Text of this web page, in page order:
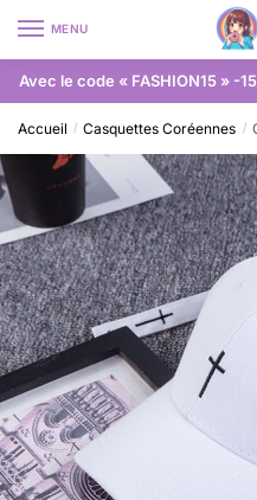
MENU
Avec le code « FASHION15 » -
Accueil / Casquettes Coréennes /